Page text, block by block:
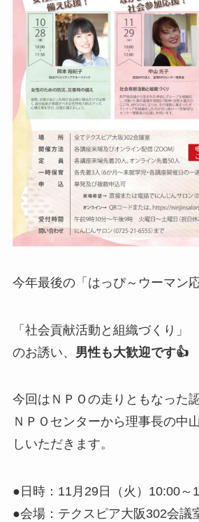
今年最後の「はっぴ～ウーマン
「社会貢献活動と組織づくり」
のお誘い、 男性も大歓迎です👍
今回はＮＰＯの走りともなった
ＮＰＯセンターから理事長の中
しいただきます。
●日時：11月29日（火）10:00～
●会場：テクスピア大阪302会議